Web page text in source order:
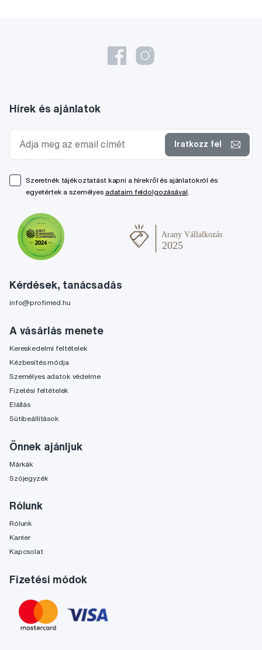
Kérdések, tanácsadás
info@profimed.hu
A vásárlás menete
Kereskedelmi feltételek
Kézbesítés módja
Személyes adatok védelme
Fizetési feltételek
Elállás
Sütibeállítások
Önnek ajánljuk
Márkák
Szójegyzék
Rólunk
Rólunk
Karrier
Kapcsolat
Fizetési módok
Hírek és ajánlatok
Iratkozz fel
Szeretnék tájékoztatást kapni a hírekről és ajánlatokról és
egyetértek a személyes adataim feldolgozásával